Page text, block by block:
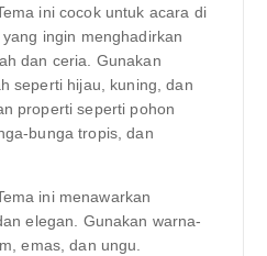
ini cocok untuk acara di
ingin menghadirkan
dan ceria. Gunakan
seperti hijau, kuning, dan
properti seperti pohon
bunga tropis, dan
ini menawarkan
elegan. Gunakan warna-
emas, dan ungu.